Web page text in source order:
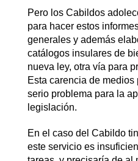
Pero los Cabildos
para hacer estos
generales y además
catálogos insulares de
nueva ley, otra vía para
Esta carencia de
serio problema para la
legislación.
En el caso del Cabildo
este servicio es